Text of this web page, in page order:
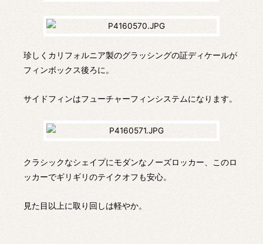
珍しくカリフォルニア製のグラッシングの証ディケールが
フィンボックス後ろに。
サイドフィンはフューチャーフィンシステムになります。
クラシックなシェイプにモダンなノーズロッカー、このロ
ッカーでギリギリのテイクオフも安心。
見た目以上に取り回しは軽やか。